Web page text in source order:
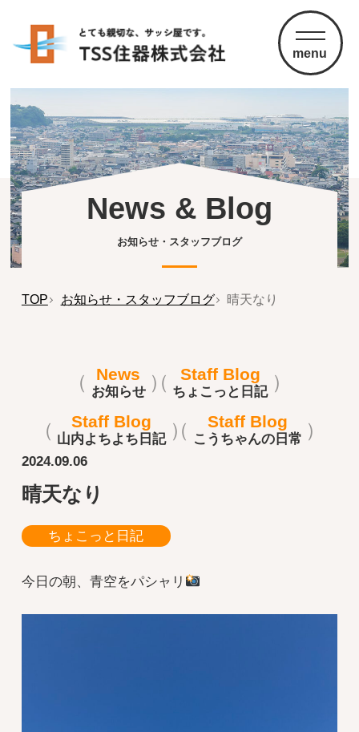
menu
News & Blog
お知らせ・スタッフブログ
TOP お知らせ・スタッフブログ 晴天なり
News
お知らせ
Staff Blog
ちょこっと日記
Staff Blog
山内よちよち日記
Staff Blog
こうちゃんの日常
2024.09.06
晴天なり
ちょこっと日記
今日の朝、青空をパシャリ